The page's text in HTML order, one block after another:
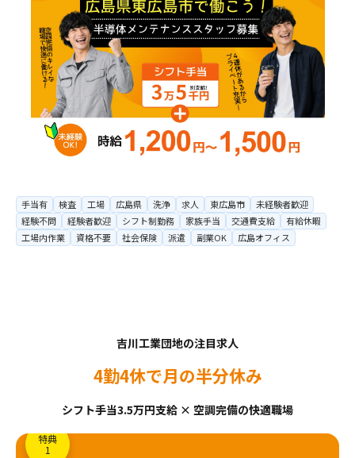
手当有 検査 工場 広島県 洗浄 求人 東広島市
未経験者歓迎
経験不問
経験者歓迎 シフト制勤務 家族手当 交通費支給
有給休暇
工場内作業
資格不要 社会保険 派遣 副業OK 広島オフィス
吉川工業団地の注目求人
4勤4休で月の半分休み
シフト手当3.5万円支給 × 空調完備の快適職場
特典
1